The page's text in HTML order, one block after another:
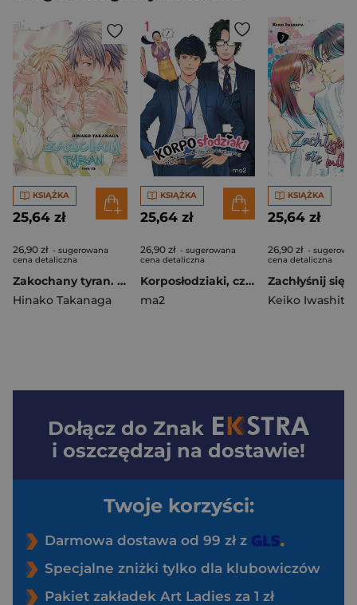
KSIĄŻKA
25,64 zł
26,90 zł - sugerowana
cena detaliczna
Zakochany tyran. Tom 13
Hinako Takanaga
KSIĄŻKA
25,64 zł
26,90 zł - sugerowana
cena detaliczna
Korposłodziaki, czyli jak ześwirowałam na punkcie kolegów z pracy. Tom 1
ma2
KSIĄŻKA
25,64 zł
26,90 zł -
cena detaliczna
Keiko Iwashita
Dołącz do Znak
i oszczędzaj na dostawie!
Twoje korzyści:
Darmowa dostawa od 99 zł z
Specjalne zniżki tylko dla klubowiczów
Pakiet zakładek Art Ladies za 1 zł